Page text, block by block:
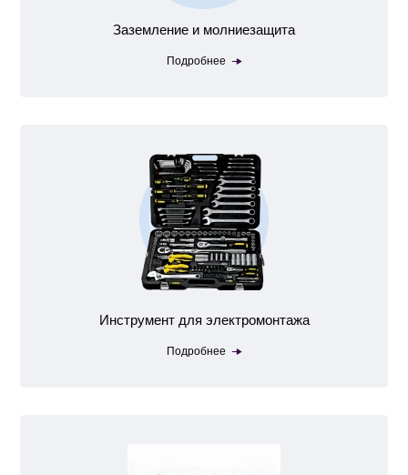
Заземление и молниезащита
Подробнее
Инструмент для электромонтажа
Подробнее